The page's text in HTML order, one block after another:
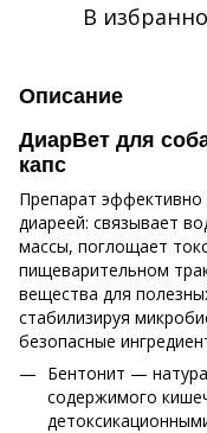
В
Описание
ДиарВет для
капс
Препарат
диареей: связывает
массы, поглощает
пищеварительном
вещества для
стабилизируя
безопасные
Бентонит —
содержимого